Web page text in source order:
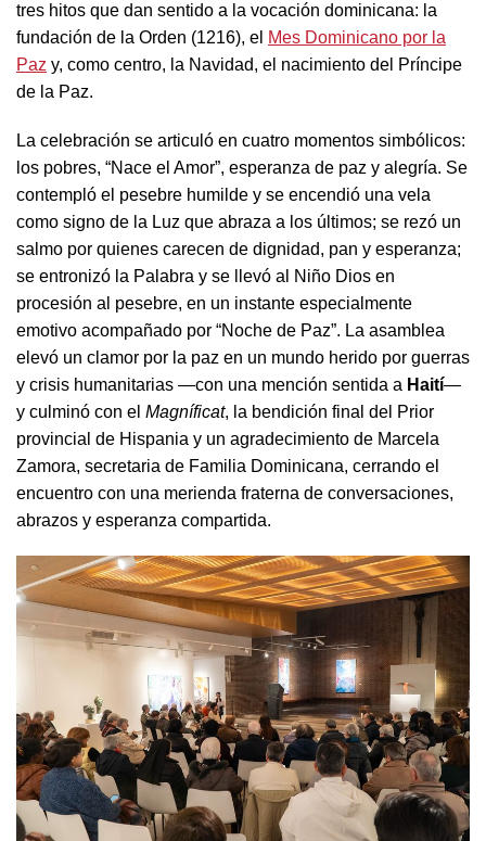
tres hitos que dan sentido a la vocación dominicana: la
fundación de la Orden (1216), el Mes Dominicano por la
Paz y, como centro, la Navidad, el nacimiento del Príncipe
de la Paz.
La celebración se articuló en cuatro momentos simbólicos:
los pobres, “Nace el Amor”, esperanza de paz y alegría. Se
contempló el pesebre humilde y se encendió una vela
como signo de la Luz que abraza a los últimos; se rezó un
salmo por quienes carecen de dignidad, pan y esperanza;
se entronizó la Palabra y se llevó al Niño Dios en
procesión al pesebre, en un instante especialmente
emotivo acompañado por “Noche de Paz”. La asamblea
elevó un clamor por la paz en un mundo herido por guerras
y crisis humanitarias —con una mención sentida a Haití—
y culminó con el Magníficat, la bendición final del Prior
provincial de Hispania y un agradecimiento de Marcela
Zamora, secretaria de Familia Dominicana, cerrando el
encuentro con una merienda fraterna de conversaciones,
abrazos y esperanza compartida.